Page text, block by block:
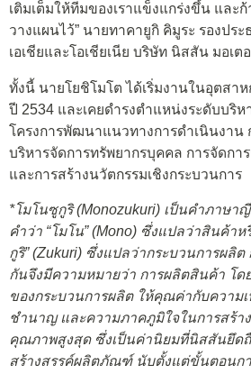
เติมเต็มให้ทีมของเราแข็งแกร่งขึ้น และ
วางแผนไว้” นายทาคายูกิ คิมูระ รองปร
เอเชียและโอเชียเนีย บริษัท นิสสัน มอเต
ทั้งนี้ นายโยชิโมโต ได้เริ่มงานในอุตสา
ปี 2534 และเคยดำรงตำแหน่งระดับบริ
โครงการพัฒนาแนวทางการดำเนินงา
บริหารจัดการทรัพยากรบุคคล การจัดกา
และการสร้างนวัตกรรมเชิงกระบวนการ
*โมโนซูกูริ (Monozukuri) เป็นคำภาษา
คำว่า “โมโน” (Mono) ซึ่งแปลว่าสินค้า
กูริ” (Zukuri) ซึ่งแปลว่ากระบวนการผลิต
กันจึงมีความหมายว่า การผลิตสินค้า โ
ของกระบวนการผลิต ให้คุณค่ากับความ
ชำนาญ และความภาคภูมิใจในการสร้
คุณภาพสูงสุด ซึ่งเป็นค่านิยมที่นิสสันยึด
สร้างสรรค์ผลิตภัณฑ์ นับตั้งแต่ขั้นตอนก